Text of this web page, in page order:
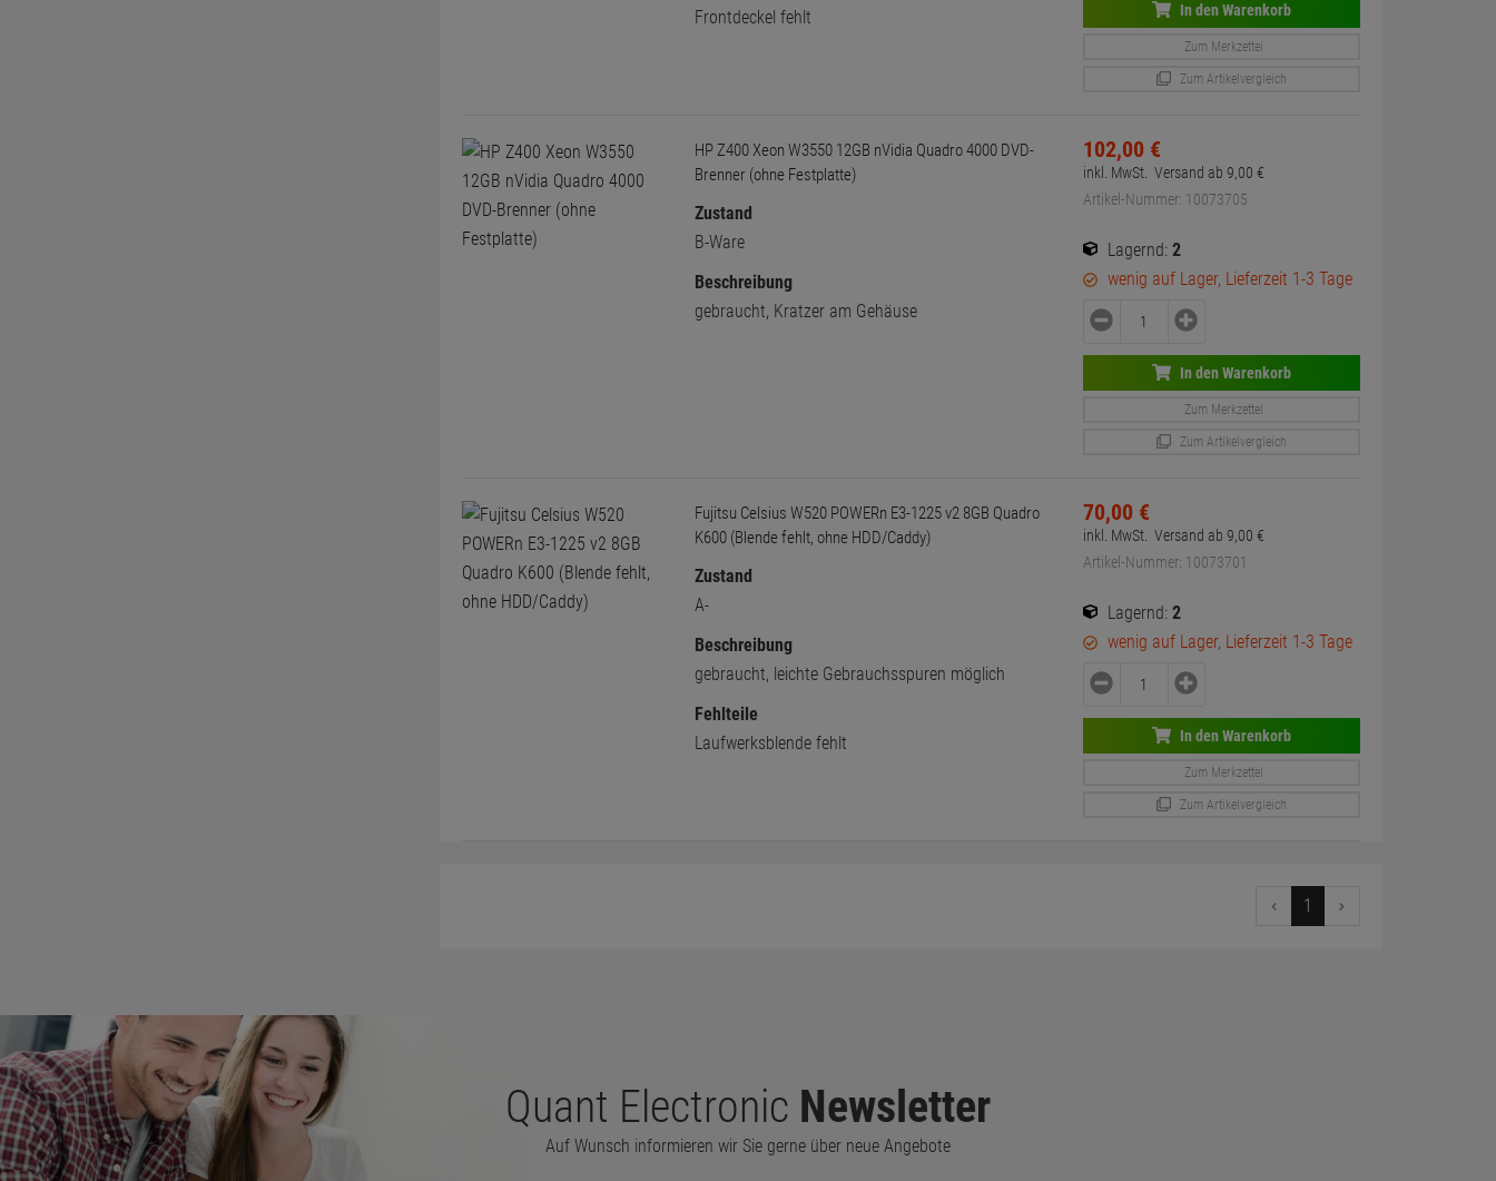
Frontdeckel fehlt
In den Warenkorb
Zum Merkzettel
Zum Artikelvergleich
HP Z400 Xeon W3550 12GB nVidia Quadro 4000 DVD-
Brenner (ohne Festplatte)
Zustand
B-Ware
Beschreibung
gebraucht, Kratzer am Gehäuse
102,00 €
inkl. MwSt. Versand ab 9,00 €
Artikel-Nummer: 10073705
Lagernd: 2
wenig auf Lager, Lieferzeit 1-3 Tage
In den Warenkorb
Zum Merkzettel
Zum Artikelvergleich
Fujitsu Celsius W520 POWERn E3-1225 v2 8GB Quadro
K600 (Blende fehlt, ohne HDD/Caddy)
Zustand
A-
Beschreibung
gebraucht, leichte Gebrauchsspuren möglich
Fehlteile
Laufwerksblende fehlt
70,00 €
inkl. MwSt. Versand ab 9,00 €
Artikel-Nummer: 10073701
Lagernd: 2
wenig auf Lager, Lieferzeit 1-3 Tage
In den Warenkorb
Zum Merkzettel
Zum Artikelvergleich
1
Quant Electronic Newsletter
Auf Wunsch informieren wir Sie gerne über neue Angebote